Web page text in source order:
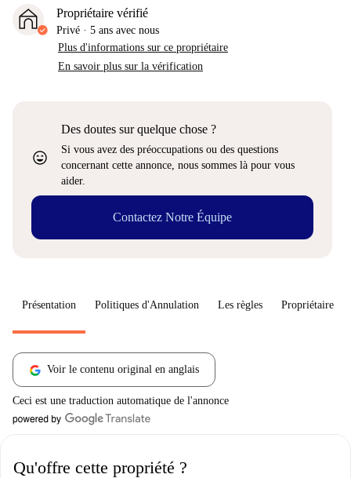
Propriétaire vérifié
Privé · 5 ans avec nous
Plus d'informations sur ce propriétaire
En savoir plus sur la vérification
sentiment_very_satisfied
Des doutes sur quelque chose ?
Si vous avez des préoccupations ou des questions
concernant cette annonce, nous sommes là pour vous
aider.
Contactez Notre Équipe
Présentation Politiques d'Annulation Les règles Propriétaire
Voir le contenu original en anglais
Ceci est une traduction automatique de l'annonce
Qu'offre cette propriété ?